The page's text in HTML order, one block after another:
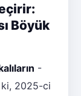
Böyük
-
ki, 2025-ci